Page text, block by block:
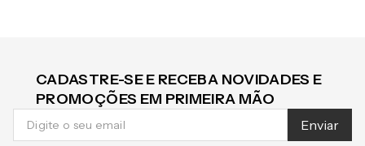
CADASTRE-SE E RECEBA NOVIDADES E
PROMOÇÕES EM PRIMEIRA MÃO
Enviar